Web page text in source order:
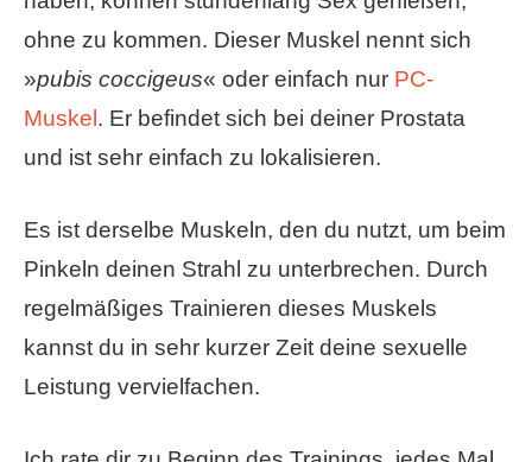
ohne zu kommen. Dieser Muskel nennt sich
»pubis coccigeus« oder einfach nur PC-
Muskel. Er befindet sich bei deiner Prostata
und ist sehr einfach zu lokalisieren.
Es ist derselbe Muskeln, den du nutzt, um beim
Pinkeln deinen Strahl zu unterbrechen. Durch
regelmäßiges Trainieren dieses Muskels
kannst du in sehr kurzer Zeit deine sexuelle
Leistung vervielfachen.